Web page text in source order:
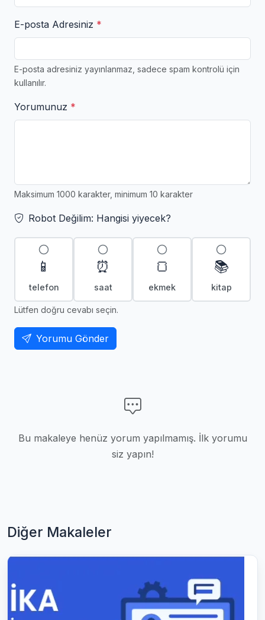
E-posta Adresiniz *
E-posta adresiniz yayınlanmaz, sadece spam kontrolü için
kullanılır.
Yorumunuz *
Maksimum 1000 karakter, minimum 10 karakter
Robot Değilim: Hangisi yiyecek?
📱
telefon
⏰
saat
🍞
ekmek
📚
kitap
Lütfen doğru cevabı seçin.
Yorumu Gönder
Bu makaleye henüz yorum yapılmamış. İlk yorumu
siz yapın!
Diğer Makaleler